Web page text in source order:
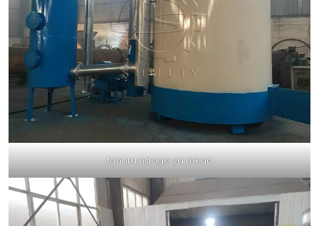
tanuru ndogo ya mkaa